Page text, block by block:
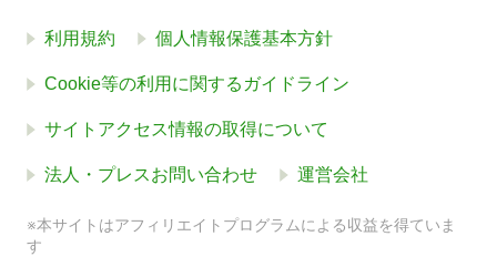
利用規約 個人情報保護基本方針
Cookie等の利用に関するガイドライン
サイトアクセス情報の取得について
法人・プレスお問い合わせ 運営会社
※本サイトはアフィリエイトプログラムによる収益を得ていま
す